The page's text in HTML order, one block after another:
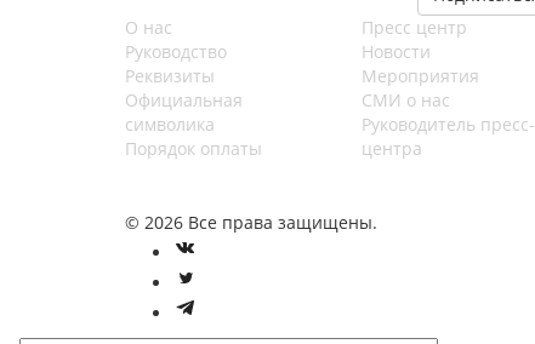
О нас
Руководство
Реквизиты
Официальная
символика
Порядок оплаты
Пресс центр
Новости
Мероприятия
СМИ о нас
Руководитель пресс-
центра
© 2026 Все права защищены.